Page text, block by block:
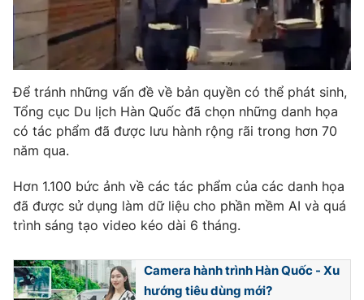
Sản phẩm
Thị trường
Tư vấn
Lịch phát sóng
Chuyên mục khác
Emagazine Podcast
Video Shorts video
VTV Money VTV Thể thao
Để tránh những vấn đề về bản quyền có thể phát sinh,
Tổng cục Du lịch Hàn Quốc đã chọn những danh họa
có tác phẩm đã được lưu hành rộng rãi trong hơn 70
năm qua.
Hơn 1.100 bức ảnh về các tác phẩm của các danh họa
đã được sử dụng làm dữ liệu cho phần mềm AI và quá
trình sáng tạo video kéo dài 6 tháng.
Camera hành trình Hàn Quốc - Xu
hướng tiêu dùng mới?